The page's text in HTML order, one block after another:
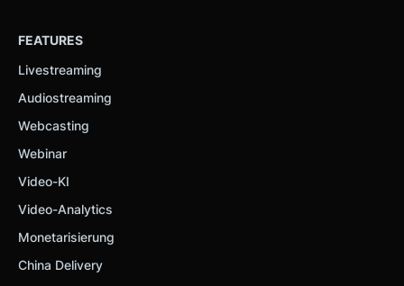
FEATURES
Livestreaming
Audiostreaming
Webcasting
Webinar
Video-KI
Video-Analytics
Monetarisierung
China Delivery
Developers
Partner
Unternehmen